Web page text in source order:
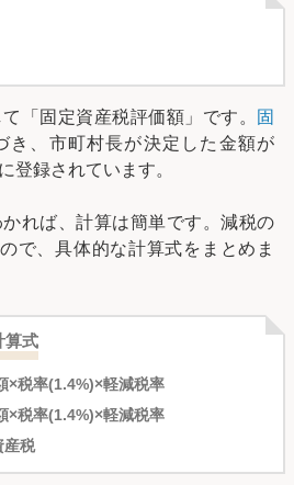
「固定資産税評価額」です。
固
き、市町村長が決定した金額が
登録されています。
れば、計算は簡単です。減税の
で、具体的な計算式をまとめま
算式
税率(1.4%)×軽減税率
税率(1.4%)×軽減税率
産税